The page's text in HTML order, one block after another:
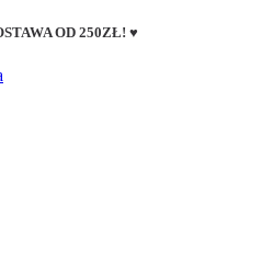
OD 250ZŁ! ♥